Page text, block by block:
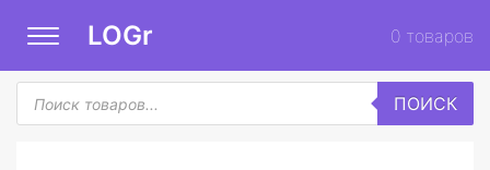
LOGr 0 товаров
Поиск
товаров
ПОИСК